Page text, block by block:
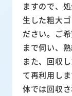
ますので、
生した粗大
ださい。ご
まで伺い、
また、 回収
て再利用 し
体では回収